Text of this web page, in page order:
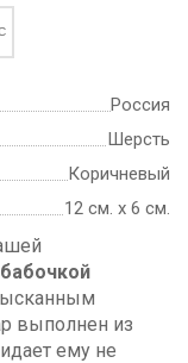
Россия
Шерсть
Коричневый
12 см. х 6 см.
выполнен из
ему не